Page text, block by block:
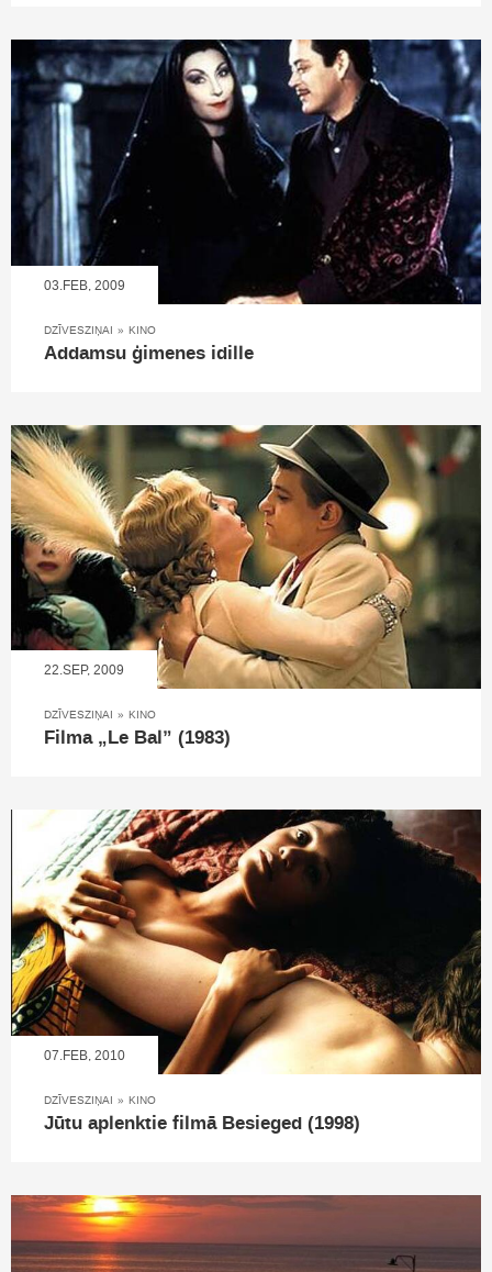
03.FEB, 2009
DZĪVESZIŅAI » KINO
Addamsu ģimenes idille
22.SEP, 2009
DZĪVESZIŅAI » KINO
Filma „Le Bal” (1983)
07.FEB, 2010
DZĪVESZIŅAI » KINO
Jūtu aplenktie filmā Besieged (1998)